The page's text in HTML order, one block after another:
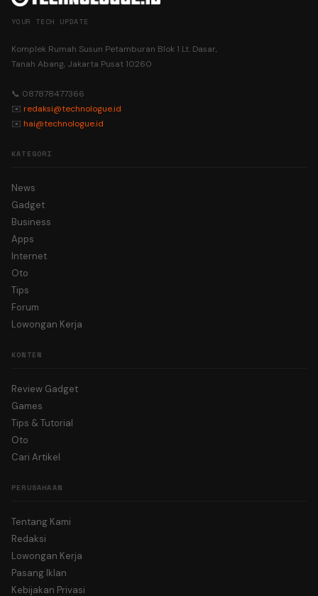
YOUR TECH UPDATE
Komplek Rumah Susun Petamburan Blok 1 Lt. Dasar,
Tanah Abang, Jakarta Pusat 10260
📞 087878477366
✉️ redaksi@technologue.id
✉️ hai@technologue.id
KATEGORI
News
Gadget
Business
Apps
Internet
Oto
Tips
Forum
Lowongan Kerja
KONTEN
Review Gadget
Games
Tips & Tutorial
Oto
Cari Artikel
PERUSAHAAN
Tentang Kami
Redaksi
Lowongan Kerja
Pasang Iklan
Kebijakan Privasi